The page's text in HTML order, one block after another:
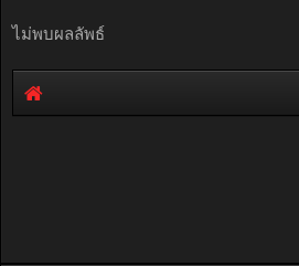
ไม่พบผลลัพธ์